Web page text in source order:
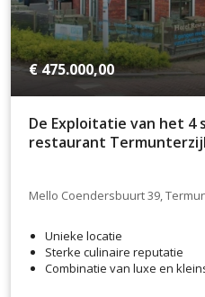
€ 475.000,00
De Exploitatie van het 4
restaurant Termunterzijl
Mello Coendersbuurt 39,
Unieke locatie
Sterke culinaire reputatie
Combinatie van luxe en